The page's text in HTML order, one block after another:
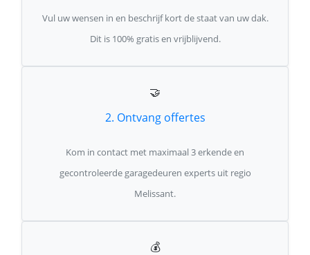
Vul uw wensen in en beschrijf kort de staat van uw dak.
Dit is 100% gratis en vrijblijvend.
🤝
2. Ontvang offertes
Kom in contact met maximaal 3 erkende en
gecontroleerde garagedeuren experts uit regio
Melissant.
💰